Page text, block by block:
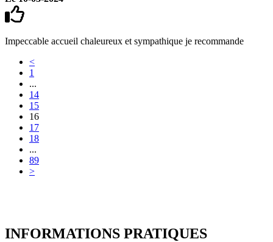
Impeccable accueil chaleureux et sympathique je recommande
<
1
...
14
15
16
17
18
...
89
>
INFORMATIONS PRATIQUES